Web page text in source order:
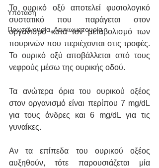
Υπόταση
Πρωτεϊνουρία, Λευκωματουρία
Το ουρικό οξύ αποτελεί φυσιολογικό
συστατικό που παράγεται στον
οργανισμό κατά τον μεταβολισμό των
πουρινών που περιέχονται στις τροφές.
Το ουρικό οξύ αποβάλλεται από τους
νεφρούς μέσω της ουρικής οδού.
Τα ανώτερα όρια του ουρικού οξέος
στον οργανισμό είναι περίπου 7 mg/dL
για τους άνδρες και 6 mg/dL για τις
γυναίκες.
Αν τα επίπεδα του ουρικού οξέος
αυξηθούν, τότε παρουσιάζεται μία